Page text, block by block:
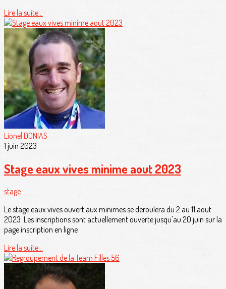
Lire la suite...
Lionel DONIAS
1 juin 2023
Stage eaux vives minime aout 2023
stage
Le stage eaux vives ouvert aux minimes se deroulera du 2 au 11 aout
2023 .Les inscriptions sont actuellement ouverte jusqu'au 20 juin sur la
page inscription en ligne
Lire la suite...